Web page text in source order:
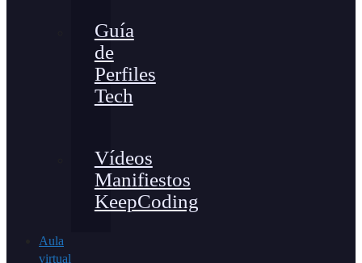
Guía
de
Perfiles
Tech
Vídeos
Manifiestos
KeepCoding
Aula
virtual